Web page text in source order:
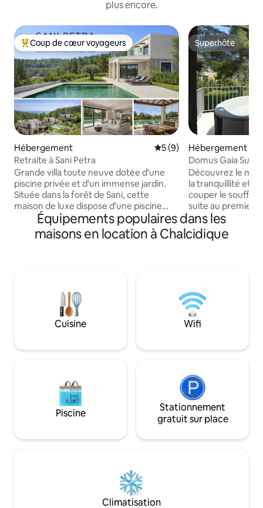
plus encore.
Coups de cœur voyageurs les plus appréciés
Coup de cœur voyageurs
Hébergement Évaluation moyenne sur
5 (9)
Retraite à Sani Petra
Grande villa toute neuve dotée d'une
piscine privée et d'un immense jardin.
Située dans la forêt de Sani, cette
maison de luxe dispose d'une piscine
privée, de 4 lits, de terrasses
ombragées, d'un espace barbecue et
d'un grand jardin magnifiquement
les amis à la recherche de calme, de
nature et d’élégance ! La propriété est
actuellement en construction et la date
d'achèvement est prévue en avril. Plus
Superhôte
Superhôte
Hébergement
Domus Gaia
Découvrez le
la tranquillité et
couper le souffle
suite au premier
des quartiers les
en Chalcidique, à
de la mer.
d'intimité et de
reposantes. Le
est votre jacuzzi
balcon !
Équipements populaires dans les
maisons en location à Chalcidique
Cuisine Wifi
Piscine
Stationnement
gratuit sur place
Climatisation